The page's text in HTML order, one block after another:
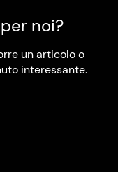
noi?
un articolo o
interessante.